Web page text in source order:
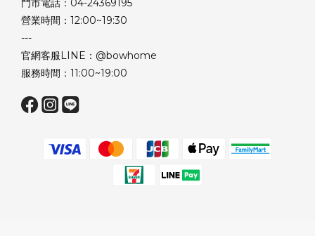
門市電話：04-24369195
營業時間：12:00~19:30
---
官網客服LINE：@bowhome
服務時間：11:00~19:00